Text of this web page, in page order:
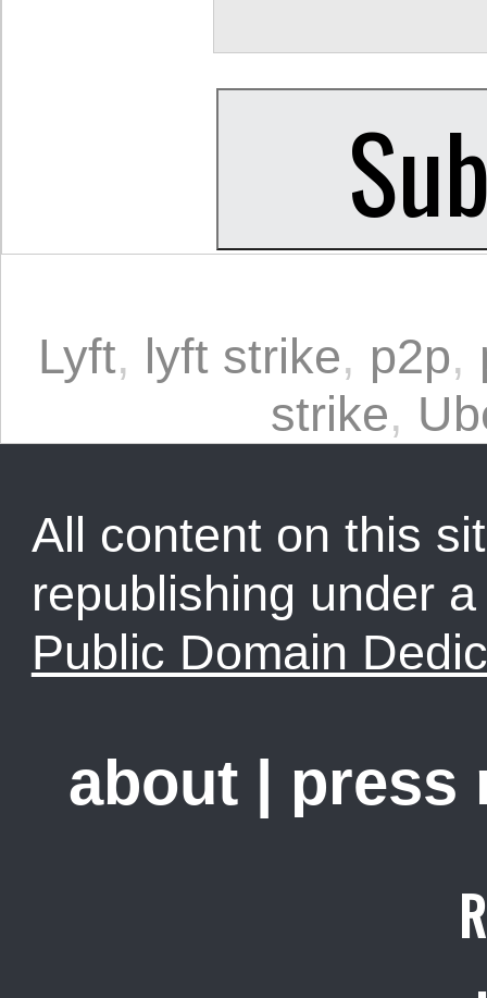
Lyft, lyft strike, p2p,
strike,
All content on this
republishing under
Public Domain
about | press